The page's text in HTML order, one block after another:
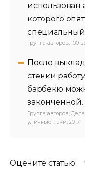
использован
которого
специальный
Группа авторов, 100
После
стенки
барбекю
законченной.
Группа авторов,
уличные печи, 2017
Оцените статью